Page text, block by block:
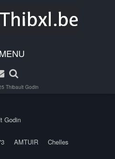
MENU
Thibault Godin
Godin
AMTUIR
Chelles